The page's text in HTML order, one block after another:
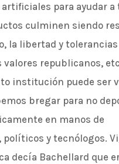
para ayudar a
culminen siendo
la libertad y tolerancias
valores republicanos,
institución puede ser
bregar para no
en manos de
políticos y tecnólogos.
decía Bachellard que